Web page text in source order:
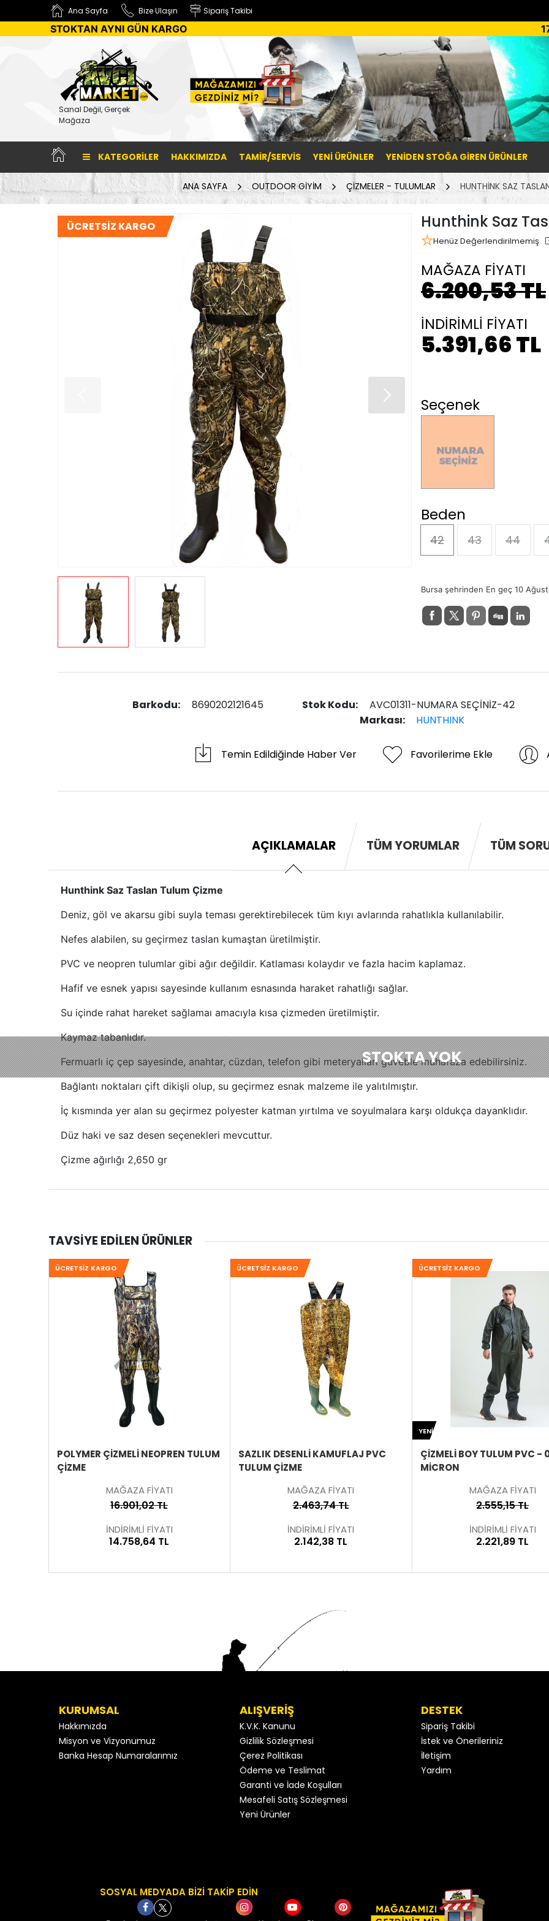
Ana Sayfa Bize Ulaşın Sipariş Takibi
STOKTAN AYNI GÜN KARGO
Sanal Değil, Gerçek
Mağaza
KATEGORILER HAKKIMIZDA TAMİR/SERVİS YENI ÜRÜNLER YENIDEN STOĞA GIREN ÜRÜNLER
ANA SAYFA OUTDOOR GİYİM ÇİZMELER - TULUMLAR HUNTHINK SAZ
STOKTA YOK
ÜCRETSİZ KARGO Hunthink Saz
Henüz Değerlendirilmemiş
MAĞAZA FİYATI
6.200,53 TL
İNDİRİMLİ FİYATI
5.391,66 TL
Seçenek
Beden
42 43 44
Bursa şehrinden En geç 10
Barkodu: 8690202121645 Stok Kodu:
AVC01311-NUMARA SEÇİNİZ-42
Markası:
HUNTHINK
Temin Edildiğinde Haber Ver Favorilerime Ekle
AÇIKLAMALAR TÜM YORUMLAR TÜM
Hunthink Saz Taslan Tulum Çizme
Deniz, göl ve akarsu gibi suyla teması gerektirebilecek tüm kıyı avlarında rahatlıkla kullanılabilir.
Nefes alabilen, su geçirmez taslan kumaştan üretilmiştir.
PVC ve neopren tulumlar gibi ağır değildir. Katlaması kolaydır ve fazla hacim kaplamaz.
Hafif ve esnek yapısı sayesinde kullanım esnasında haraket rahatlığı sağlar.
Su içinde rahat hareket sağlamaı amacıyla kısa çizmeden üretilmiştir.
Kaymaz tabanlıdır.
Fermuarlı iç çep sayesinde, anahtar, cüzdan, telefon gibi meteryalları güveble muhafaza edebilirsiniz.
Bağlantı noktaları çift dikişli olup, su geçirmez esnak malzeme ile yalıtılmıştır.
İç kısmında yer alan su geçirmez polyester katman yırtılma ve soyulmalara karşı oldukça dayanklıdır.
Düz haki ve saz desen seçenekleri mevcuttur.
Çizme ağırlığı 2,650 gr
TAVSIYE EDILEN ÜRÜNLER
ÜCRETSIZ KARGO
POLYMER ÇİZMELİ NEOPREN TULUM
ÇİZME
MAĞAZA FİYATI
16.901,02 TL
İNDİRİMLİ FİYATI
14.758,64 TL
ÜCRETSIZ KARGO
SAZLIK DESENLI KAMUFLAJ PVC
TULUM ÇIZME
MAĞAZA FİYATI
2.463,74 TL
İNDİRİMLİ FİYATI
2.142,38 TL
ÜCRETSIZ KARGO
ÇIZMELI BOY TULUM PVC -
MICRON
MAĞAZA FİYATI
2.555,15 TL
İNDİRİMLİ FİYATI
2.221,89 TL
YENI
KURUMSAL
Hakkımızda
Misyon ve Vizyonumuz
Banka Hesap Numaralarımız
ALIŞVERİŞ
K.V.K. Kanunu
Gizlilik Sözleşmesi
Çerez Politikası
Ödeme ve Teslimat
Garanti ve İade Koşulları
Mesafeli Satış Sözleşmesi
Yeni Ürünler
DESTEK
Sipariş Takibi
İstek ve Önerileriniz
İletişim
Yardım
SOSYAL MEDYADA BİZİ TAKİP EDİN